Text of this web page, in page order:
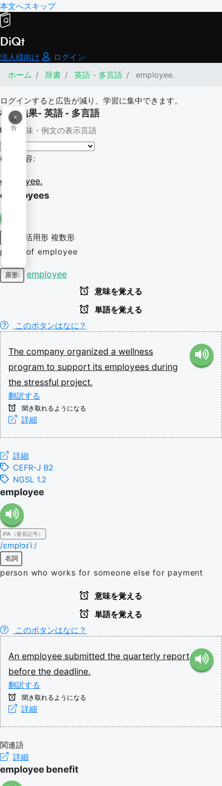
本文へスキップ
DiQt
法人様向け
ログイン
ホーム
辞書 英語 - 多言語 employee.
ログインすると広告が減り、学習に集中できます。
×
広
告
検索結果- 英語 - 多言語
意味・例文の表示言語
検索内容:
employee.
employees
活用形 複数形
plural of employee
原形: employee
意味を覚える
単語を覚える
このボタンはなに？
The company organized a wellness
program to support its employees during
the stressful project.
翻訳する
聞き取れるようになる
詳細
詳細
CEFR-J B2
NGSL 1.2
employee
IPA（発音記号）
/ɛmplɔɪˈiː/
名詞
person who works for someone else for payment
意味を覚える
単語を覚える
このボタンはなに？
An employee submitted the quarterly report
before the deadline.
翻訳する
聞き取れるようになる
詳細
関連語
詳細
employee benefit